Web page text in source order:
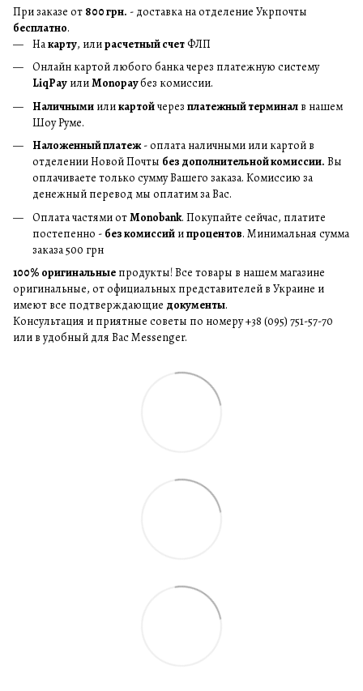
При заказе от 800 грн. - доставка на отделение Укрпочты
бесплатно.
Накарту, илирасчетный счетФЛП
Онлайн картой любого банка через платежную систему
LiqPay илиMonopayбез комиссии.
Наличными иликартойчерез платежный терминал в нашем
Шоу Руме.
Наложенный платеж- оплата наличными или картой в
отделении Новой Почты без дополнительной комиссии. Вы
оплачиваете только сумму Вашего заказа. Комиссию за
денежный перевод мы оплатим за Вас.
Оплата частями отMonobank. Покупайте сейчас, платите
постепенно - без комиссий ипроцентов. Минимальная сумма
заказа 500 грн
100% оригинальные продукты! Все товары в нашем магазине
оригинальные, от официальных представителей в Украине и
имеют все подтверждающие документы.
Консультация и приятные советы по номеру +38 (095) 751-57-70
или в удобный для Вас Messenger.